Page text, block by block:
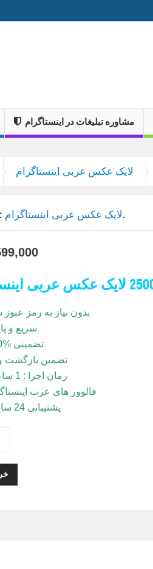
مشاوره تبلیغات در اینستاگرام
لایک عکس عربی اینستاگرام
لایک عکس عربی اینستاگرام.
بدون نیاز به رمز عبوز
سریع و
100% تضمینی
تضمین بازگشت
فالوور های عرب
پشتیبانی 24 ساعته